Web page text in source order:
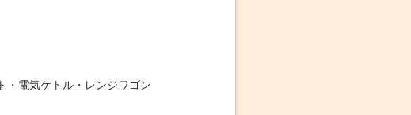
・電気ケトル・レンジワゴン